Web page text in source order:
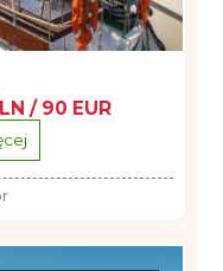
/ 90 EUR